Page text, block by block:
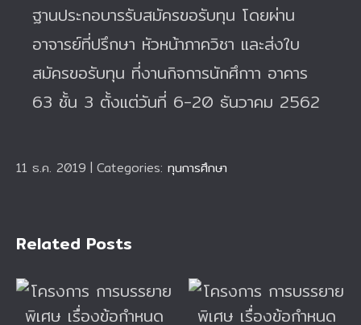
ฐานประกอบารรับสมัครขอรับทุน โดยผ่าน
อาจารย์ที่ปรึกษา หัวหน้าภาควิชา และส่งใบ
สมัครขอรับทุน ที่งานกิจการนักศึกาา อาคาร
63 ชั้น 3 ตั้งแต่วันที่ 6-20 ธันวาคม 2562
11 ธ.ค. 2019 | Categories: ทุนการศึกษา
Related Posts